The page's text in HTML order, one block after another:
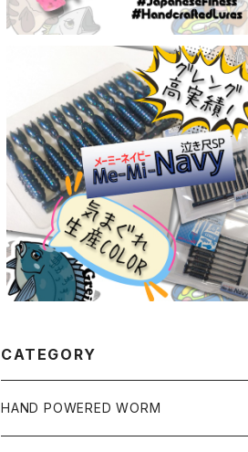
メーミーネイビー・泣き尺SP【気まぐれ
生産COLOR】各ワーム
¥605
SOLD OUT
CATEGORY
HAND POWERED WORM